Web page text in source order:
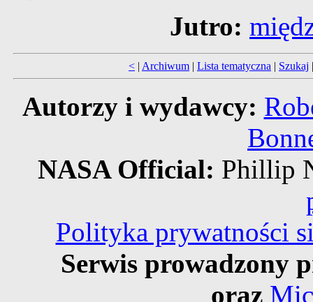
Jutro:
< | Archiwum | Lista tematyczna | Szukaj
Autorzy i wydawcy:
NASA Official: Phillip
Polityka prywatności
Serwis prowadzony
oraz